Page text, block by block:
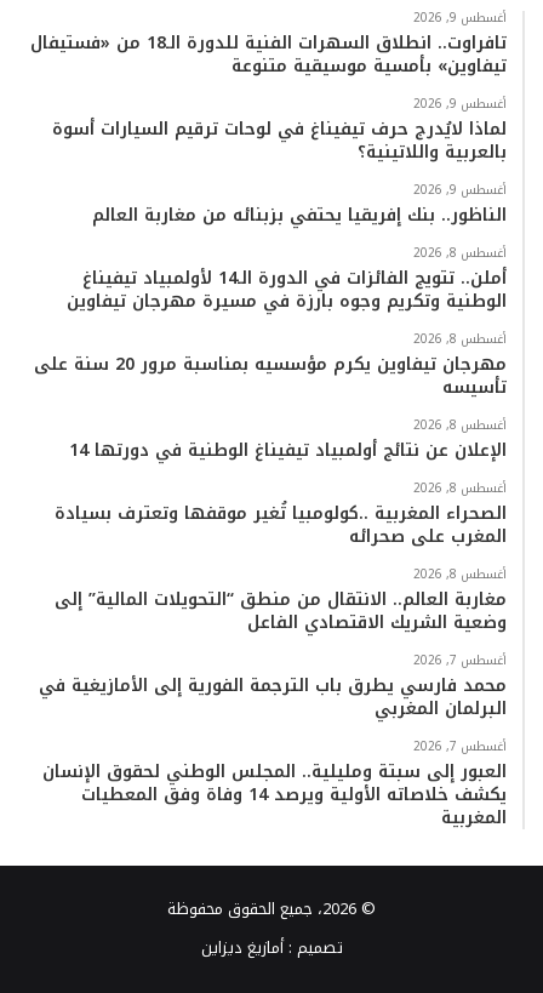
و
ك
ر
ي
و
ب
ت
ر
م
T
k
ب
أغسطس 9, 2026
تافراوت.. انطلاق السهرات الفنية للدورة الـ18 من «فستيفال
تيفاوين» بأمسية موسيقية متنوعة
أغسطس 9, 2026
لماذا لايُدرج حرف تيفيناغ في لوحات ترقيم السيارات أسوة
بالعربية واللاتينية؟
أغسطس 9, 2026
الناظور.. بنك إفريقيا يحتفي بزبنائه من مغاربة العالم
أغسطس 8, 2026
أملن.. تتويج الفائزات في الدورة الـ14 لأولمبياد تيفيناغ
الوطنية وتكريم وجوه بارزة في مسيرة مهرجان تيفاوين
أغسطس 8, 2026
مهرجان تيفاوين يكرم مؤسسيه بمناسبة مرور 20 سنة على
تأسيسه
أغسطس 8, 2026
الإعلان عن نتائج أولمبياد تيفيناغ الوطنية في دورتها 14
أغسطس 8, 2026
الصحراء المغربية ..كولومبيا تُغير موقفها وتعترف بسيادة
المغرب على صحرائه
أغسطس 8, 2026
مغاربة العالم.. الانتقال من منطق “التحويلات المالية” إلى
وضعية الشريك الاقتصادي الفاعل
أغسطس 7, 2026
محمد فارسي يطرق باب الترجمة الفورية إلى الأمازيغية في
البرلمان المغربي
أغسطس 7, 2026
العبور إلى سبتة ومليلية.. المجلس الوطني لحقوق الإنسان
يكشف خلاصاته الأولية ويرصد 14 وفاة وفق المعطيات
المغربية
© 2026، جميع الحقوق محفوظة
تصميم :أمازيغ ديزاين